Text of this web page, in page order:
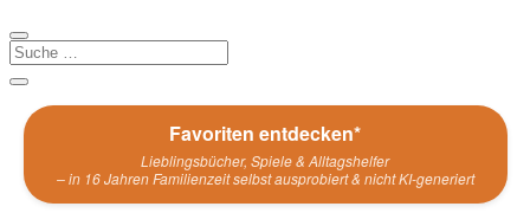
Favoriten entdecken*
Lieblingsbücher, Spiele & Alltagshelfer
– in 16 Jahren Familienzeit selbst ausprobiert & nicht KI-generiert